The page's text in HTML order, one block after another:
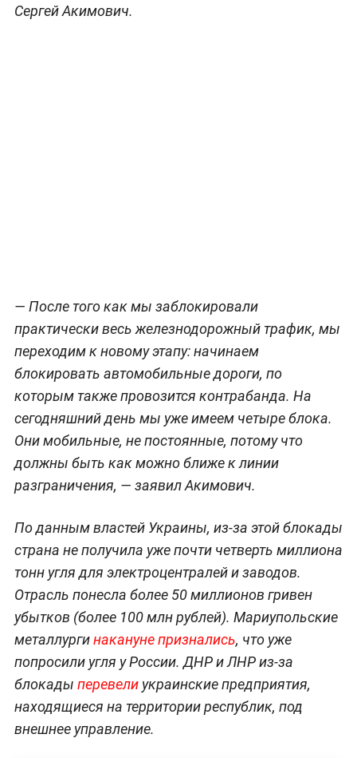
Сергей Акимович.
— После того как мы заблокировали
практически весь железнодорожный трафик, мы
переходим к новому этапу: начинаем
блокировать автомобильные дороги, по
которым также провозится контрабанда. На
сегодняшний день мы уже имеем четыре блока.
Они мобильные, не постоянные, потому что
должны быть как можно ближе к линии
разграничения, — заявил Акимович.
По данным властей Украины, из-за этой блокады
страна не получила уже почти четверть миллиона
тонн угля для электроцентралей и заводов.
Отрасль понесла более 50 миллионов гривен
убытков (более 100 млн рублей). Мариупольские
металлургинакануне признались, что уже
попросили угля у России. ДНР и ЛНР из-за
блокады перевелиукраинские предприятия,
находящиеся на территории республик, под
внешнее управление.